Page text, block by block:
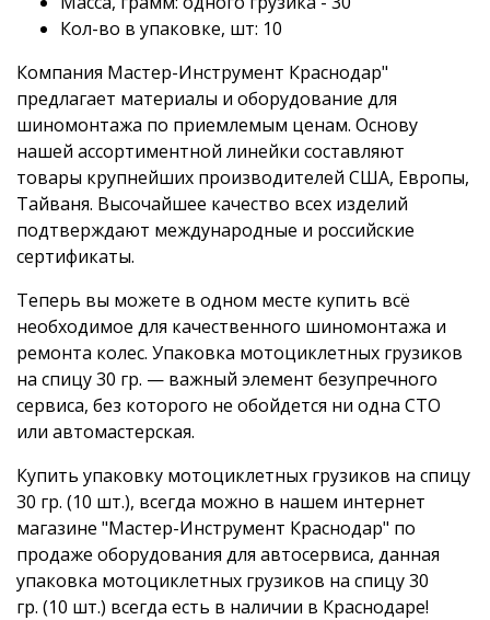
Кол-во в упаковке, шт: 10
Компания Мастер-Инструмент Краснодар"
предлагает материалы и оборудование для
шиномонтажа по приемлемым ценам. Основу
нашей ассортиментной линейки составляют
товары крупнейших производителей США, Европы,
Тайваня. Высочайшее качество всех изделий
подтверждают международные и российские
сертификаты.
Теперь вы можете в одном месте купить всё
необходимое для качественного шиномонтажа и
ремонта колес. Упаковка мотоциклетных грузиков
на спицу 30 гр. — важный элемент безупречного
сервиса, без которого не обойдется ни одна СТО
или автомастерская.
Купить упаковку мотоциклетных грузиков на спицу
30 гр. (10 шт.), всегда можно в нашем интернет
магазине "Мастер-Инструмент Краснодар" по
продаже оборудования для автосервиса, данная
упаковка мотоциклетных грузиков на спицу 30
гр. (10 шт.) всегда есть в наличии в Краснодаре!